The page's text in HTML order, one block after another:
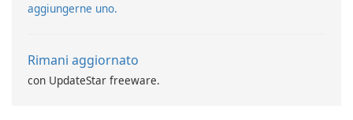
aggiungerne uno.
Rimani aggiornato
con UpdateStar freeware.